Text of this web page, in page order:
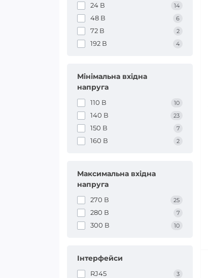
24 В 14
48 В 6
72 В 2
192 В 4
Мінімальна вхідна
напруга
110 В 10
140 В 23
150 В 7
160 В 2
Максимальна вхідна
напруга
270 В 25
280 В 7
300 В 10
Інтерфейси
RJ45 3